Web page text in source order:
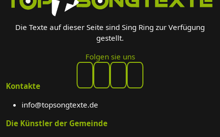
Die Texte auf dieser Seite sind Sing Ring zur Verfügung
gestellt.
Folgen sie uns
Kontakte
info@topsongtexte.de
Die Künstler der Gemeinde